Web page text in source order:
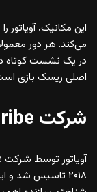
این مکانیک،
می‌کند. هر دور
در یک نشست کوتاه
اصلی ریسک بازی
شرکت Spribe و استاندارد بازی
۲۰۱۸ تاسیس شد